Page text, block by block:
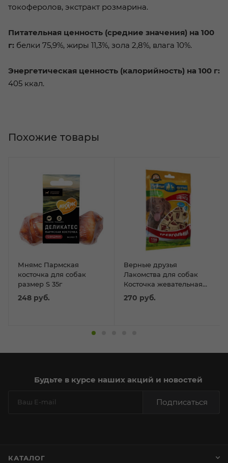
токоферолов, экстракт розмарина.
Питательная ценность (средние значения) на 100
г: белки 75,9%, жиры 11,3%, зола 2,8%, влага 10%.
Энергетическая ценность (калорийность) на 100 г:
405 ккал.
Мнямс Пармская
косточка для собак
размер S 35г
248 руб.
Верные друзья
Лакомства для собак
Косточка жевательная
(резаная) треугольник
150гр
270 руб.
Похожие товары
Будьте в курсе наших акций и новостей
Подписаться
КАТАЛОГ